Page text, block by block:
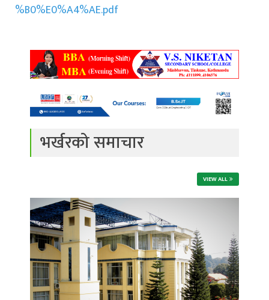
%B0%E0%A4%AE.pdf
भर्खरको समाचार
VIEW ALL